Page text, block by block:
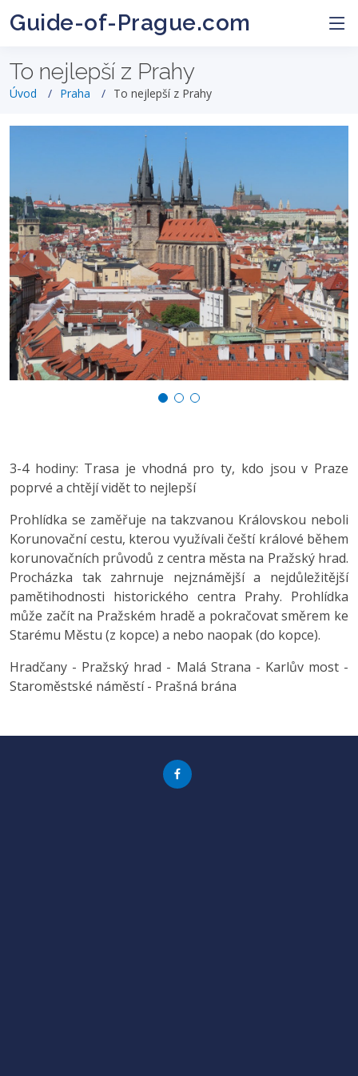
Guide-of-Prague.com
To nejlepší z Prahy
Úvod Praha To nejlepší z Prahy
3-4 hodiny: Trasa je vhodná pro ty, kdo jsou v Praze
poprvé a chtějí vidět to nejlepší
Prohlídka se zaměřuje na takzvanou Královskou neboli
Korunovační cestu, kterou využívali čeští králové během
korunovačních průvodů z centra města na Pražský hrad.
Procházka tak zahrnuje nejznámější a nejdůležitější
pamětihodnosti historického centra Prahy. Prohlídka
může začít na Pražském hradě a pokračovat směrem ke
Starému Městu (z kopce) a nebo naopak (do kopce).
Hradčany - Pražský hrad - Malá Strana - Karlův most -
Staroměstské náměstí - Prašná brána